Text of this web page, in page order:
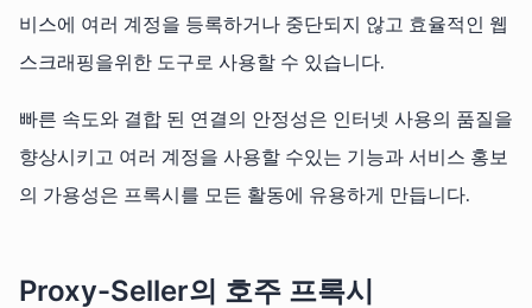
비스에 여러 계정을 등록하거나 중단되지 않고 효율적인 웹
스크래핑을위한 도구로 사용할 수 있습니다.
빠른 속도와 결합 된 연결의 안정성은 인터넷 사용의 품질을
향상시키고 여러 계정을 사용할 수있는 기능과 서비스 홍보
의 가용성은 프록시를 모든 활동에 유용하게 만듭니다.
Proxy-Seller의 호주 프록시